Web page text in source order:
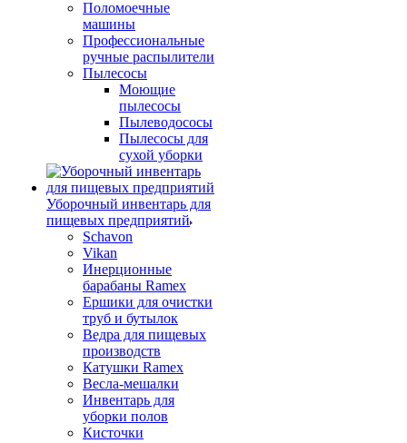
Поломоечные
машины
Профессиональные
ручные распылители
Пылесосы
Моющие
пылесосы
Пылеводососы
Пылесосы для
сухой уборки
Уборочный инвентарь для
пищевых предприятий
Schavon
Vikan
Инерционные
барабаны Ramex
Ершики для очистки
труб и бутылок
Ведра для пищевых
производств
Катушки Ramex
Весла-мешалки
Инвентарь для
уборки полов
Кисточки